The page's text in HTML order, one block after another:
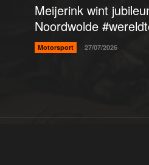
Meijerink wint
Noordwolde
Motorsport 27/07/2026